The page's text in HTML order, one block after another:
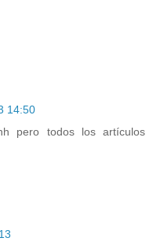
14:50
pero todos los artículos